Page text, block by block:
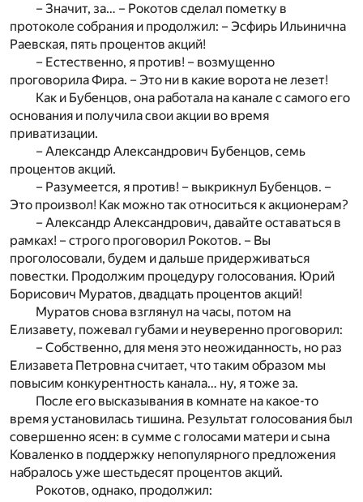
– Значит, за… – Рокотов сделал пометку в
протоколе собрания и продолжил: – Эсфирь Ильинична
Раевская, пять процентов акций!
– Естественно, я против! – возмущенно
проговорила Фира. – Это ни в какие ворота не лезет!
Как и Бубенцов, она работала на канале с самого его
основания и получила свои акции во время
приватизации.
– Александр Александрович Бубенцов, семь
процентов акций.
– Разумеется, я против! – выкрикнул Бубенцов. –
Это произвол! Как можно так относиться к акционерам?
– Александр Александрович, давайте оставаться в
рамках! – строго проговорил Рокотов. – Вы
проголосовали, будем и дальше придерживаться
повестки. Продолжим процедуру голосования. Юрий
Борисович Муратов, двадцать процентов акций!
Муратов снова взглянул на часы, потом на
Елизавету, пожевал губами и неуверенно проговорил:
– Собственно, для меня это неожиданность, но раз
Елизавета Петровна считает, что таким образом мы
повысим конкурентность канала… ну, я тоже за.
После его высказывания в комнате на какое-то
время установилась тишина. Результат голосования был
совершенно ясен: в сумме с голосами матери и сына
Коваленко в поддержку непопулярного предложения
набралось уже шестьдесят процентов акций.
Рокотов, однако, продолжил: